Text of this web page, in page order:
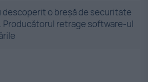
descoperit o breșă de securitate
Producătorul retrage software-ul